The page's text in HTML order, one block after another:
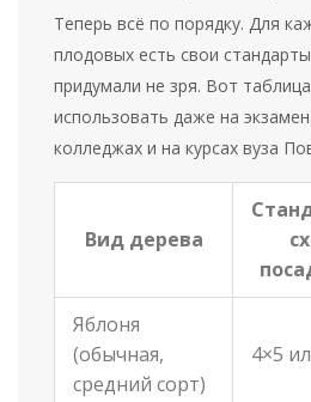
Теперь всё по порядку. Для
плодовых есть свои
придумали не зря. Вот
использовать даже на
колледжах и на курсах вуза
Вид дерева
Яблоня
(обычная,
средний сорт)
4×5